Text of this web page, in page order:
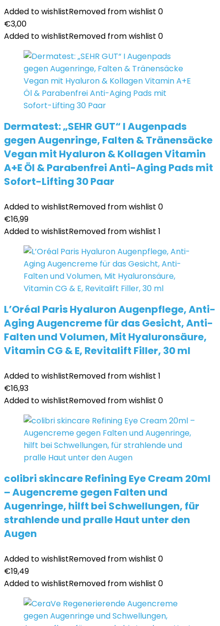
Added to wishlistRemoved from wishlist 0
€3,00
Added to wishlistRemoved from wishlist 0
Dermatest: „SEHR GUT“ I Augenpads
gegen Augenringe, Falten & Tränensäcke
Vegan mit Hyaluron & Kollagen Vitamin
A+E Öl & Parabenfrei Anti-Aging Pads mit
Sofort-Lifting 30 Paar
Added to wishlistRemoved from wishlist 0
€16,99
Added to wishlistRemoved from wishlist 1
L’Oréal Paris Hyaluron Augenpflege, Anti-
Aging Augencreme für das Gesicht, Anti-
Falten und Volumen, Mit Hyaluronsäure,
Vitamin CG & E, Revitalift Filler, 30 ml
Added to wishlistRemoved from wishlist 1
€16,93
Added to wishlistRemoved from wishlist 0
colibri skincare Refining Eye Cream 20ml
– Augencreme gegen Falten und
Augenringe, hilft bei Schwellungen, für
strahlende und pralle Haut unter den
Augen
Added to wishlistRemoved from wishlist 0
€19,49
Added to wishlistRemoved from wishlist 0